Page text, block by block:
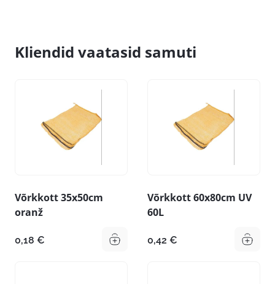
Kliendid vaatasid samuti
Võrkkott 35x50cm
oranž
0,18 €
Võrkkott 60x80cm UV
60L
0,42 €